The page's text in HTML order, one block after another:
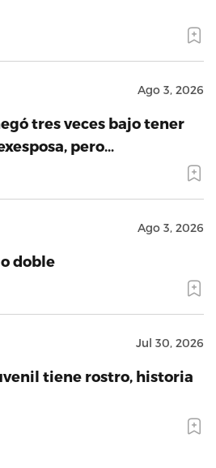
Ago 3, 2026
tres veces bajo tener
pero…
Ago 3, 2026
doble
Jul 30, 2026
tiene rostro, historia